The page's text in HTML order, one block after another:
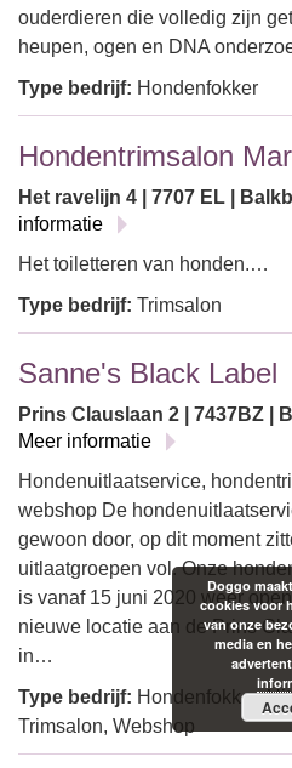
ouderdieren die volledig zijn
heupen, ogen en DNA
Type bedrijf: Hondenfokker
Hondentrimsalon
Het ravelijn 4 | 7707 EL |
informatie
Het toiletteren van honden.…
Type bedrijf: Trimsalon
Sanne's Black Label
Prins Clauslaan 2 | 7437BZ |
Meer informatie
Hondenuitlaatservice,
webshop De
gewoon door, op dit moment
uitlaatgroepen vol. Onze
is vanaf 15 juni 2020 weer
nieuwe locatie aan de Prins
in…
Type bedrijf: Hondenfokker,
Trimsalon, Webshop
Doggo
cookies voor
van onze
media en